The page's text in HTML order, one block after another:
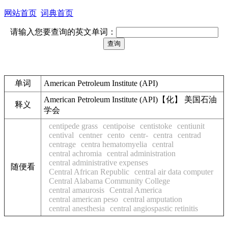
网站首页 词典首页
请输入您要查询的英文单词：
单词 American Petroleum Institute (API)
释义
American Petroleum Institute (API)【化】 美国石油
学会
随便看
centipede grass centipoise centistoke centiunit
centival
centner cento centr- centra
centrad
centrage centra hematomyelia
central
central achromia
central administration
central administrative expenses
Central African Republic central air data computer
Central Alabama Community College
central amaurosis Central America
central american peso central amputation
central anesthesia
central angiospastic retinitis